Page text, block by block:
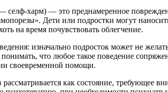
харм) — это преднамеренное
Дети или подростки могут
на время почувствовать облегчение.
изначально подросток может не
что любое такое поведение
своевременной помощи.
как состояние, требующее